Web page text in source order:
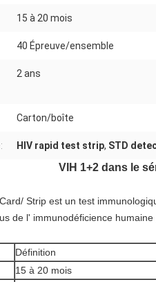
15 à 20 mois
40 Épreuve/ensemble
2 ans
Carton/boîte
HIV rapid test strip, STD
VIH 1+2 dans le
Strip est un test
de l' immunodéficience
Définition
15 à 20 mois